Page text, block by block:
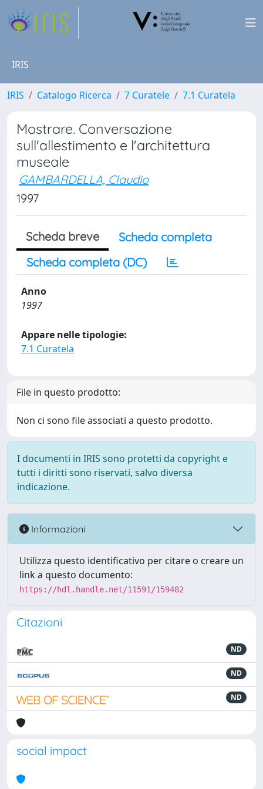
IRIS
IRIS Catalogo Ricerca 7 Curatele 7.1 Curatela
Mostrare. Conversazione
sull'allestimento e l'architettura
museale
GAMBARDELLA, Claudio
1997
Scheda breve
Scheda completa
Scheda completa (DC)
Anno
1997
Appare nelle tipologie:
7.1 Curatela
File in questo prodotto:
Non ci sono file associati a questo prodotto.
I documenti in IRIS sono protetti da copyright e
tutti i diritti sono riservati, salvo diversa
indicazione.
Informazioni
Utilizza questo identificativo per citare o creare un
link a questo documento:
https://hdl.handle.net/11591/159482
Citazioni
ND
ND
ND
social impact